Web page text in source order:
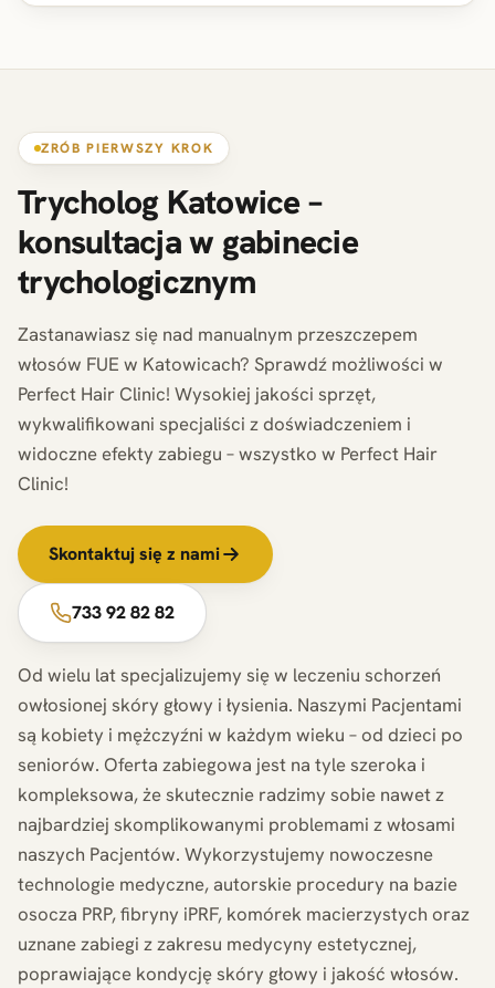
ZRÓB PIERWSZY KROK
Trycholog Katowice –
konsultacja w gabinecie
trychologicznym
Zastanawiasz się nad manualnym przeszczepem
włosów FUE w Katowicach? Sprawdź możliwości w
Perfect Hair Clinic! Wysokiej jakości sprzęt,
wykwalifikowani specjaliści z doświadczeniem i
widoczne efekty zabiegu – wszystko w Perfect Hair
Clinic!
Skontaktuj się z nami
733 92 82 82
Od wielu lat specjalizujemy się w leczeniu schorzeń
owłosionej skóry głowy i łysienia. Naszymi Pacjentami
są kobiety i mężczyźni w każdym wieku – od dzieci po
seniorów. Oferta zabiegowa jest na tyle szeroka i
kompleksowa, że skutecznie radzimy sobie nawet z
najbardziej skomplikowanymi problemami z włosami
naszych Pacjentów. Wykorzystujemy nowoczesne
technologie medyczne, autorskie procedury na bazie
osocza PRP, fibryny iPRF, komórek macierzystych oraz
uznane zabiegi z zakresu medycyny estetycznej,
poprawiające kondycję skóry głowy i jakość włosów.